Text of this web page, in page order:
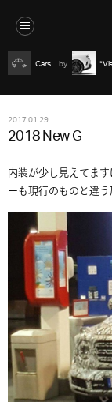
Cars
2017.01.29
2018 New G
内装が少し見えてま
ーも現行のものと違う